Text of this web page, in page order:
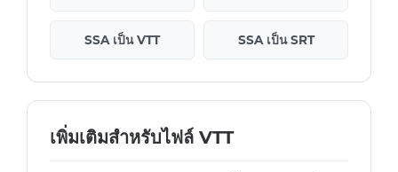
SSA เป็น VTT SSA เป็น SRT
เพิ่มเติมสำหรับไฟล์ VTT